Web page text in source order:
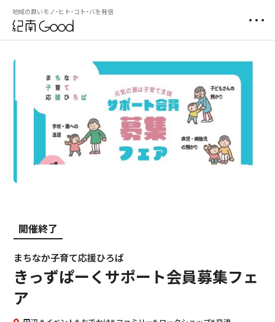
地域の良いモノ・ヒト・コト・バを発信
開催終了
まちなか子育て応援ひろば
きっずぱーくサポート会員募集フェ
ア